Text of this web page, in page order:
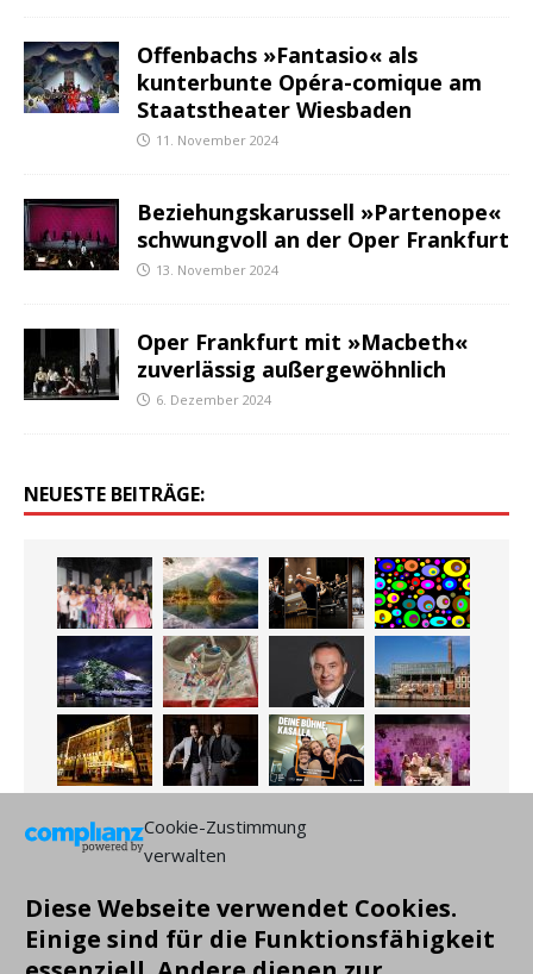
Cookie-Zustimmung
verwalten
Diese Webseite verwendet Cookies.
Einige sind für die Funktionsfähigkeit
Offenbachs »Fantasio« als
kunterbunte Opéra-comique am
Staatstheater Wiesbaden
11. November 2024
Beziehungskarussell »Partenope«
schwungvoll an der Oper Frankfurt
13. November 2024
Oper Frankfurt mit »Macbeth«
zuverlässig außergewöhnlich
6. Dezember 2024
NEUESTE BEITRÄGE: